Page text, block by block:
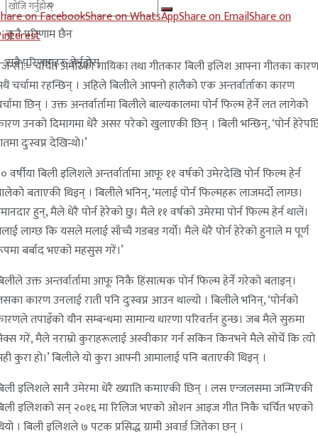
कुनै परिणाम छैन
सबै परिणामहरू हेर्नुहोस्
on FacebookShare on WhatsAppShare on EmailShare on
चर्चित अमेरिकी गायिका तथा गीतकार बिली इलिश आफ्ना गीतका कारण
चर्चामा रहन्छिन् । अहिले बिलीले आफ्नो हालैको एक अन्तर्वार्ताका कारण
छिन् । उक्त अन्तर्वार्तामा बिलीले बाल्यकालमा पोर्न फिल्म हेर्ने लत लागेको
उनको दिमागमा धेरै असर परेको खुलाएकी छिन् । बिली भन्छिन्, ‘पोर्न
दुःस्वप्न देखिन्थो।’
वर्षीया बिली इलिशले अन्तर्वार्तामा आफू ११ वर्षको उमेरदेखि पोर्न फिल्म हेर्न
बताएकी थिइन् । बिलीले भनिन्, ‘मलाई पोर्न फिल्महरू लाजमर्दो लाग्छ।
हुन्, मैले धेरै पोर्न हेरेको छु। मैले ११ वर्षको उमेरमा पोर्न फिल्म हेर्न थालें।
लाग्छ कि यसले मलाई साँच्चै गडबड गर्यो। मैले धेरै पोर्न हेरेको हुनाले म पूर्ण
बर्बाद भएको महसुस गरें।’
उक्त अन्तर्वार्तामा आफू निकै हिंसात्मक पोर्न फिल्म हेर्ने गरेको बताइन्।
कारण उनलाई राती पनि दुःस्वप्न आउन थाल्यो । बिलीले भनिन्, ‘पोर्नको
तपाइँको यौन सम्बन्धमा सामान्य धारणा परिवर्तन हुन्छ। जब मैले सुरुमा
गरें, मैले नराम्रो कुराहरूलाई अस्वीकार गर्न सकिन किनभने मैले सोचेँ कि त्यो
कुरा हो।’ बिलीले यो कुरा आफ्नी आमालाई पनि बताएकी थिइन् ।
इलिशले सानै उमेरमा धेरै ख्याति कमाएकी छिन् । लस एन्जलसमा जन्मिएकी
इलिशको सन् २०१६ मा रिलिज भएको ओशन आइज गीत निकै चर्चित भएको
। बिली इलिशले ७ पटक प्रसिद्ध ग्रामी अवार्ड जितेका छन् ।